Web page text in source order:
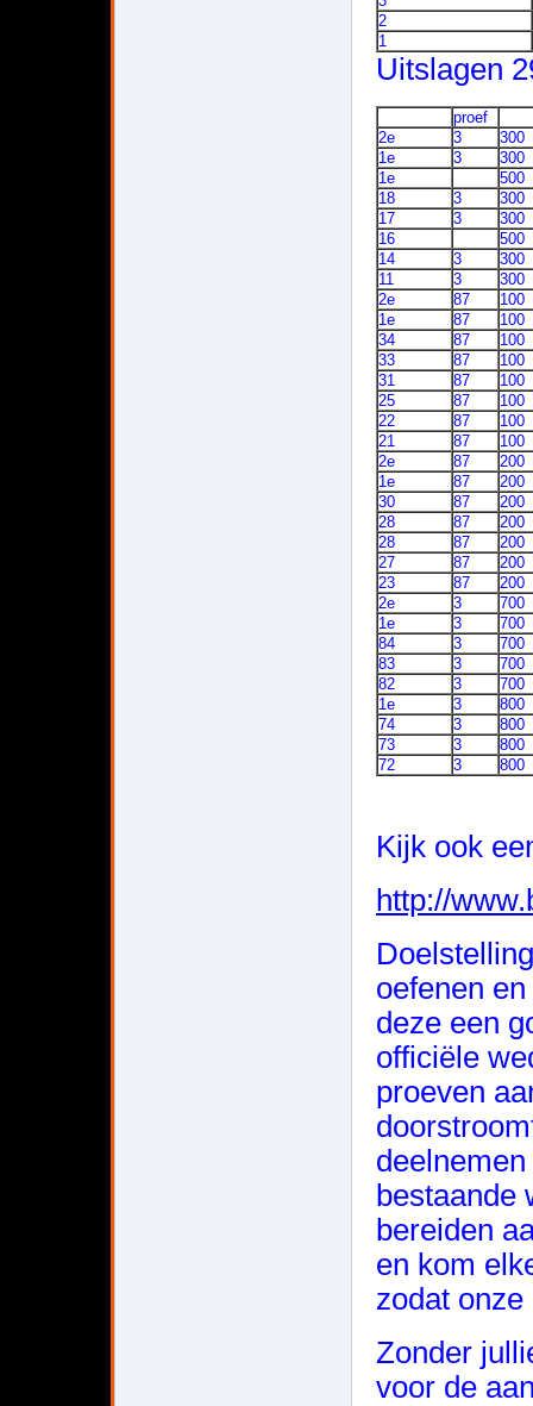
2
1
Uitslagen
proef
2e
3
300
1e
3
300
1e
500
18
3
300
17
3
300
16
500
14
3
300
11
3
300
2e
87
100
1e
87
100
34
87
100
33
87
100
31
87
100
25
87
100
22
87
100
21
87
100
2e
87
200
1e
87
200
30
87
200
28
87
200
28
87
200
27
87
200
23
87
200
2e
3
700
1e
3
700
84
3
700
83
3
700
82
3
700
1e
3
800
74
3
800
73
3
800
72
3 800
Kijk ook
http://
oefenen
deze een
officiële
proeven
bestaande
bereiden
en kom
zodat
Zonder
voor de